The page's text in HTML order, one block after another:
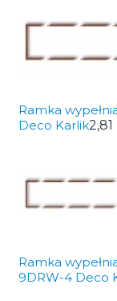
Ramka
Deco Karlik2,81
Ramka
9DRW-4 Deco